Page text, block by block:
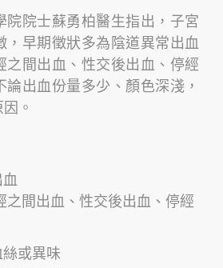
院院士蘇勇柏醫生指出，子宮
，早期徵狀多為陰道異常出血
之間出血、性交後出血、停經
論出血份量多少、顏色深淺，
。
之間出血、性交後出血、停經
或異味